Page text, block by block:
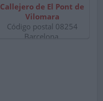
Callejero de El Pont de
Vilomara
Código postal 08254
Barcelona.